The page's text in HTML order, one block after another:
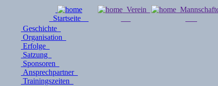
Startseite
Verein
Geschichte
Organisation
Erfolge
Satzung
Sponsoren
Ansprechpartner
Trainingszeiten